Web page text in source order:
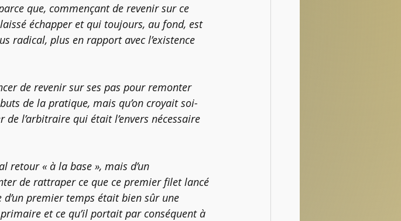
que, commençant de revenir sur ce
échapper et qui toujours, au fond, est
radical, plus en rapport avec l’existence
de revenir sur ses pas pour remonter
de la pratique, mais qu’on croyait soi-
de l’arbitraire qui était l’envers nécessaire
retour « à la base », mais d’un
de rattraper ce que ce premier filet lancé
premier temps était bien sûr une
et ce qu’il portait par conséquent à